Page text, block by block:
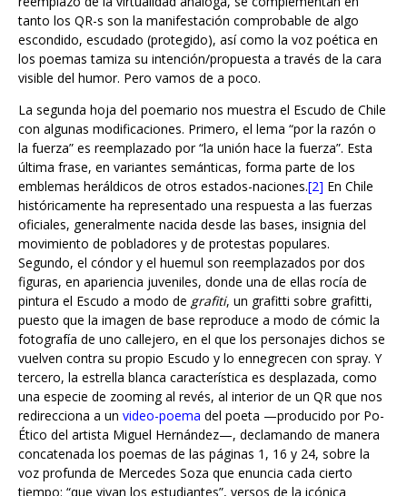
escondido, escudado (protegido), así como la voz poética en
los poemas tamiza su intención/propuesta a través de la cara
visible del humor. Pero vamos de a poco.
La segunda hoja del poemario nos muestra el Escudo de Chile
la fuerza” es reemplazado por “la unión hace la fuerza”. Esta
última frase, en variantes semánticas, forma parte de los
emblemas heráldicos de otros estados-naciones.[2]En Chile
históricamente ha representado una respuesta a las fuerzas
oficiales, generalmente nacida desde las bases, insignia del
movimiento de pobladores y de protestas populares.
Segundo, el cóndor y el huemul son reemplazados por dos
figuras, en apariencia juveniles, donde una de ellas rocía de
pintura el Escudo a modo degrafiti, un grafitti sobre grafitti,
puesto que la imagen de base reproduce a modo de cómic la
fotografía de uno callejero, en el que los personajes dichos se
vuelven contra su propio Escudo y lo ennegrecen con spray. Y
tercero, la estrella blanca característica es desplazada, como
una especie de zooming al revés, al interior de un QR que nos
redirecciona a unvideo-poemadel poeta —producido por Po-
Ético del artista Miguel Hernández—, declamando de manera
concatenada los poemas de las páginas 1, 16 y 24, sobre la
voz profunda de Mercedes Soza que enuncia cada cierto
tiempo: “que vivan los estudiantes”, versos de la icónica
canción de Violeta Parra.